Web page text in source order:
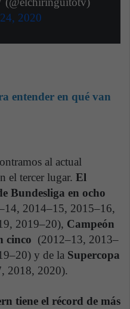
2020
entender en qué van
al actual
el tercer lugar. El
Bundesliga en ocho
2014–15, 2015–16,
2019–20), Campeón
cinco (2012–13, 2013–
y de la Supercopa
2018, 2020).
tiene el récord de más